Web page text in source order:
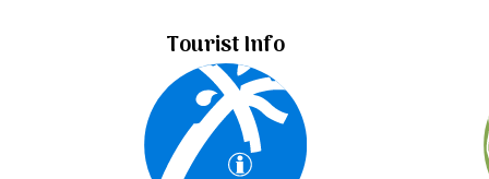
Tourist Info